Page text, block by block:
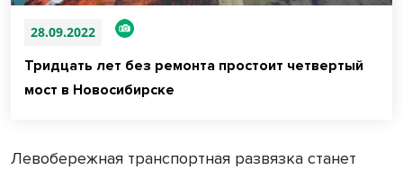
28.09.2022
Тридцать лет без ремонта простоит четвертый
мост в Новосибирске
Левобережная транспортная развязка станет